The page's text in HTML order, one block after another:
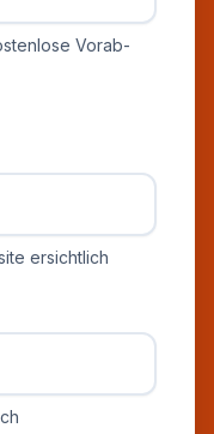
Vorab-
ersichtlich